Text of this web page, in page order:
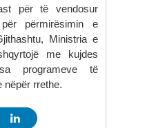
për të vendosur
përmirësimin e
Ministria e
me kujdes
programeve të
nëpër rrethe.